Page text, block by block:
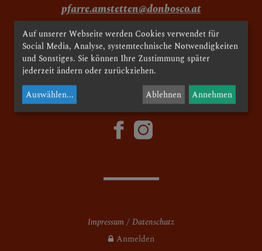
MESSZEITEN
KIRCHEN UND
PFARRLICHE
EINRICHTUNGEN
Agathakirche
JA Don Bosco Heim
Don Bosco Spielplatz
pfarre.amstetten@donbosco.at
facebook
© 2024 Pfarre Herz Jesu Amstetten
Impressum
Datenschutz
Anmelden
Auf unserer Webseite werden Cookies verwendet für
Social Media, Analyse, systemtechnische Notwendigkeiten
und Sonstiges. Sie können Ihre Zustimmung später
jederzeit ändern oder zurückziehen.
Auswählen... Ablehnen Annehmen